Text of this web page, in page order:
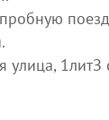
улица,